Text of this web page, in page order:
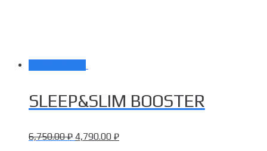
SLEEP&SLIM BOOSTER
6,750.00₽ 4,790.00 ₽